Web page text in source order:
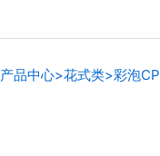
产品中心>花式类>彩泡CP